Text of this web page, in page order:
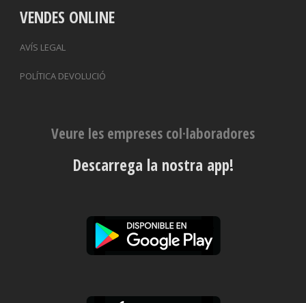
VENDES ONLINE
AVÍS LEGAL
POLÍTICA DEVOLUCIÓ
Veure les empreses col·laboradores
Descarrega la nostra app!